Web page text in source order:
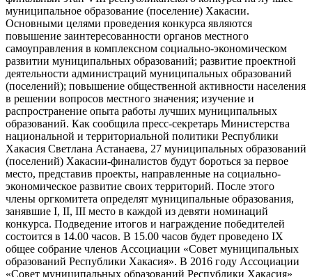
муниципальное образование (поселение) Хакасии.
Основными целями проведения конкурса являются
повышение заинтересованности органов местного
самоуправления в комплексном социально-экономическом
развитии муниципальных образований; развитие проектной
деятельности администраций муниципальных образований
(поселений); повышение общественной активности населения
в решении вопросов местного значения; изучение и
распространение опыта работы лучших муниципальных
образований. Как сообщила пресс-секретарь Министерства
национальной и территориальной политики Республики
Хакасия Светлана Астанаева, 27 муниципальных образований
(поселений) Хакасии-финалистов будут бороться за первое
место, представив проекты, направленные на социально-
экономическое развитие своих территорий. После этого
члены оргкомитета определят муниципальные образования,
занявшие I, II, III место в каждой из девяти номинаций
конкурса. Подведение итогов и награждение победителей
состоится в 14.00 часов. В 15.00 часов будет проведено IX
общее собрание членов Ассоциации «Совет муниципальных
образований Республики Хакасия». В 2016 году Ассоциации
«Совет муниципальных образований Республики Хакасия»